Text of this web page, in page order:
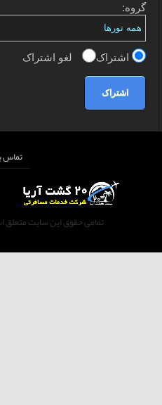
گروه:
اشتراک لغو اشتراک
اشتراک
تماس
تمامی حقوق این سایت